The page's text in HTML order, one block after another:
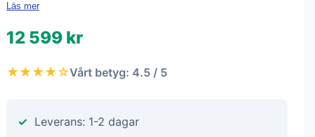
Läs mer
12 599 kr
★★★★☆Vårt betyg: 4.5 / 5
Leverans: 1-2 dagar